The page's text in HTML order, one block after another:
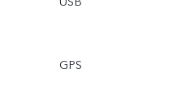
GPS